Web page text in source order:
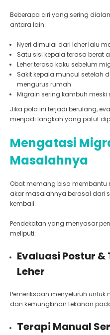
Beberapa ciri yang sering
antara lain:
Nyeri dimulai dari leher lalu
Satu sisi kepala terasa berat
Leher terasa kaku sebelum
Sakit kepala muncul setelah
mengurus rumah
Migrain sering kambuh
Jika pola ini terjadi berulang,
menjadi langkah yang patut
Mengatasi
Masalahnya
Obat memang bisa membantu
akar masalahnya berasal dari
kembali.
Pendekatan yang menyasar
meliputi:
Evaluasi Postur
Leher
Pemeriksaan menyeluruh
dan kemungkinan tekanan
Terapi Manual